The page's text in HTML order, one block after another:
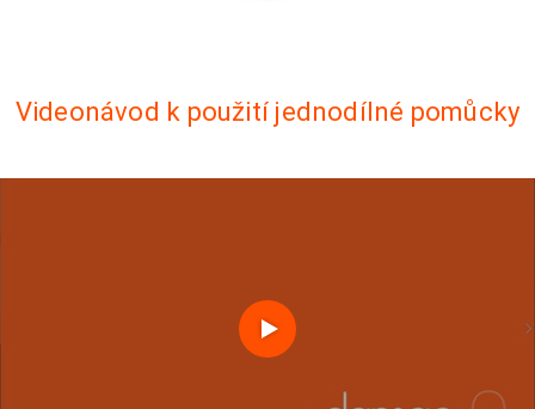
Videonávod k použití jednodílné pomůcky